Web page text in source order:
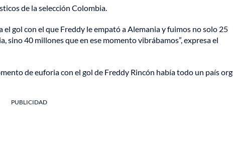
de la selección Colombia.
gol con el que Freddy le empató a Alemania y fuimos no solo 25
sino 40 millones que en ese momento vibrábamos”, expresa el
de euforia con el gol de Freddy Rincón había todo un país
PUBLICIDAD